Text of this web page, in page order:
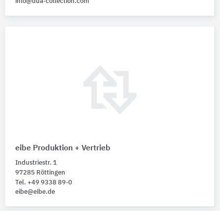
eibe Produktion + Vertrieb
Industriestr. 1
97285 Röttingen
Tel. +49 9338 89-0
eibe@eibe.de